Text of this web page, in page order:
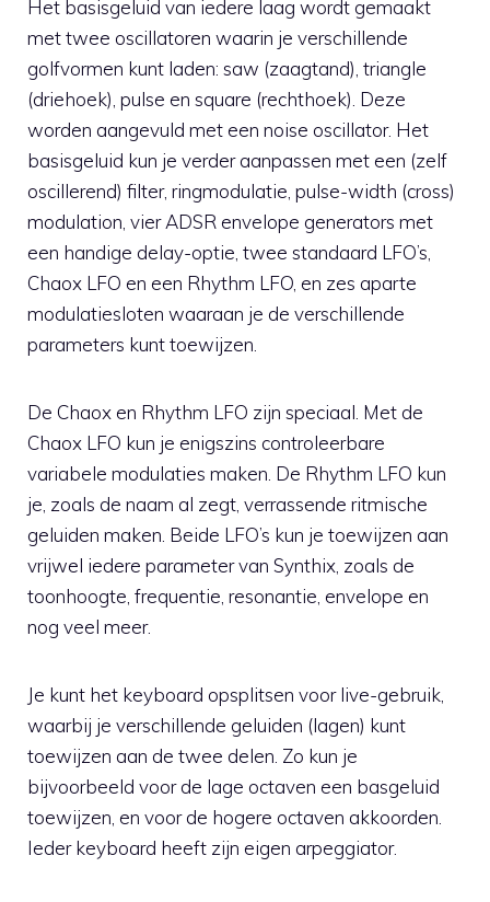
Het basisgeluid van iedere laag wordt gemaakt
met twee oscillatoren waarin je verschillende
golfvormen kunt laden: saw (zaagtand), triangle
(driehoek), pulse en square (rechthoek). Deze
worden aangevuld met een noise oscillator. Het
basisgeluid kun je verder aanpassen met een (zelf
oscillerend) filter, ringmodulatie, pulse-width (cross)
modulation, vier ADSR envelope generators met
een handige delay-optie, twee standaard LFO’s,
Chaox LFO en een Rhythm LFO, en zes aparte
modulatiesloten waaraan je de verschillende
parameters kunt toewijzen.
De Chaox en Rhythm LFO zijn speciaal. Met de
Chaox LFO kun je enigszins controleerbare
variabele modulaties maken. De Rhythm LFO kun
je, zoals de naam al zegt, verrassende ritmische
geluiden maken. Beide LFO’s kun je toewijzen aan
vrijwel iedere parameter van Synthix, zoals de
toonhoogte, frequentie, resonantie, envelope en
nog veel meer.
Je kunt het keyboard opsplitsen voor live-gebruik,
waarbij je verschillende geluiden (lagen) kunt
toewijzen aan de twee delen. Zo kun je
bijvoorbeeld voor de lage octaven een basgeluid
toewijzen, en voor de hogere octaven akkoorden.
Ieder keyboard heeft zijn eigen arpeggiator.